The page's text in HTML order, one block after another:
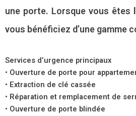
une porte. Lorsque vous êtes
vous bénéficiez d’une gamme
Services d’urgence principaux
• Ouverture de porte pour
• Extraction de clé cassée
• Réparation et remplacement de
• Ouverture de porte blindée